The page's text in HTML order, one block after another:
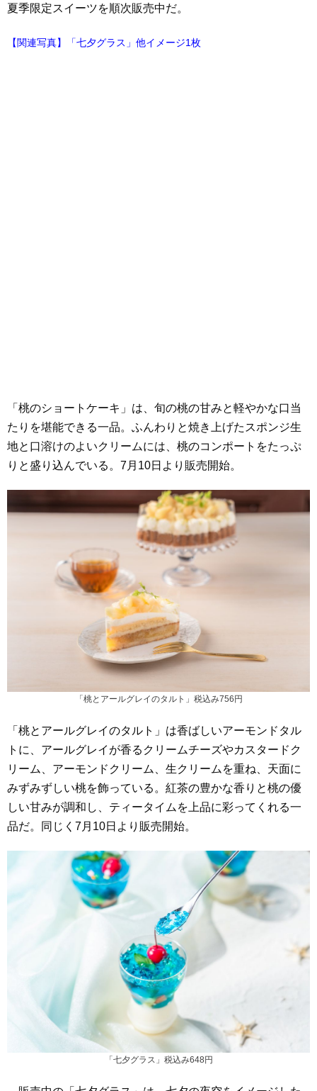
夏季限定スイーツを順次販売中だ。
【関連写真】「七夕グラス」他イメージ1枚
「桃のショートケーキ」は、旬の桃の甘みと軽やかな口当
たりを堪能できる一品。ふんわりと焼き上げたスポンジ生
地と口溶けのよいクリームには、桃のコンポートをたっぷ
りと盛り込んでいる。7月10日より販売開始。
「桃とアールグレイのタルト」税込み756円
「桃とアールグレイのタルト」は香ばしいアーモンドタル
トに、アールグレイが香るクリームチーズやカスタードク
リーム、アーモンドクリーム、生クリームを重ね、天面に
みずみずしい桃を飾っている。紅茶の豊かな香りと桃の優
しい甘みが調和し、ティータイムを上品に彩ってくれる一
品だ。同じく7月10日より販売開始。
「七夕グラス」税込み648円